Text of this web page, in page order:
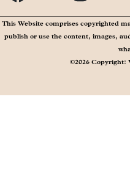
This Website comprises copyrighted
publish or use the content, images,
©2026 Copyright: